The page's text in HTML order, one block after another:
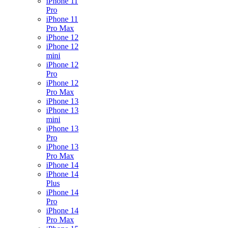
Pro
iPhone 11
Pro Max
iPhone 12
iPhone 12
mini
iPhone 12
Pro
iPhone 12
Pro Max
iPhone 13
iPhone 13
mini
iPhone 13
Pro
iPhone 13
Pro Max
iPhone 14
iPhone 14
Plus
iPhone 14
Pro
iPhone 14
Pro Max